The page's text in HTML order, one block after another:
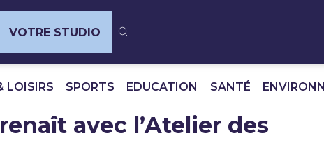
VOTRE STUDIO
LOISIRS SPORTS EDUCATION SANTÉ
avec l’Atelier des